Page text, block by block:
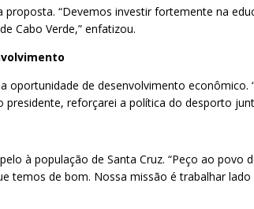
“Devemos investir fortemente na
Cabo Verde,” enfatizou.
de desenvolvimento
reforçarei a política do desporto
à população de Santa Cruz. “Peço ao
temos de bom. Nossa missão é trabalhar